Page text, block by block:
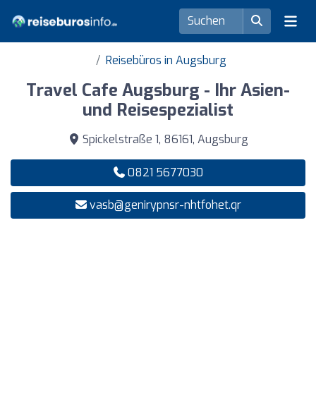
Reisebüros in Augsburg
Travel Cafe Augsburg - Ihr Asien-
und Reisespezialist
Spickelstraße 1, 86161, Augsburg
0821 5677030
vasb@genirypnsr-nhtfohet.qr